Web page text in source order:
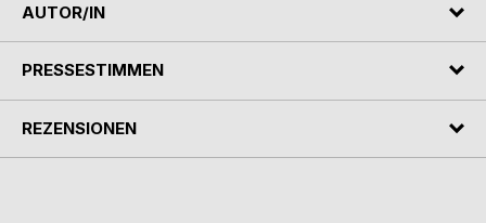
AUTOR/IN
PRESSESTIMMEN
REZENSIONEN